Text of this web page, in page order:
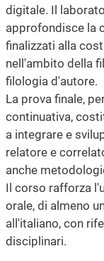
digitale. Il
approfondisce la
finalizzati alla
nell'ambito della
filologia d'autore.
La prova finale,
continuativa,
a integrare e
relatore e
anche
Il corso rafforza
orale, di almeno
all'italiano, con
disciplinari.